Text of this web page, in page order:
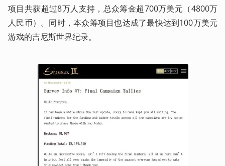
项目共获超过8万人支持，总众筹金超700万美元（4800万
人民币）。同时，本众筹项目也达成了最快达到100万美元
游戏的吉尼斯世界纪录。